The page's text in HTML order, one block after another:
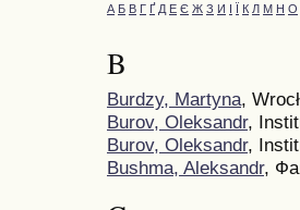
А Б В Г Ґ Д Е Є Ж З И І Ї К Л М Н О
B
Burdzy, Martyna,
Burov, Oleksandr,
Burov, Oleksandr,
Bushma, Aleksandr,